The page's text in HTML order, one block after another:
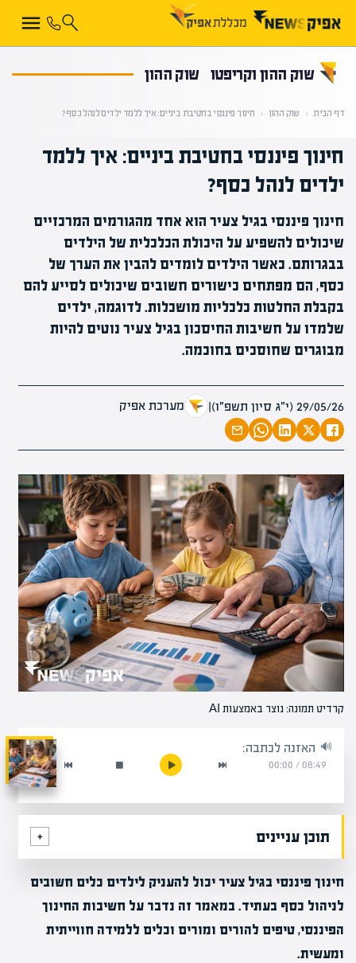
שוק ההון וקריפטו שוק ההון
דף הבית ‹ שוק ההון ‹ חינוך פיננסי בחטיבת ביניים: איך ללמד ילדים לנהל כסף?
חינוך פיננסי בחטיבת ביניים: איך ללמד
ילדים לנהל כסף?
חינוך פיננסי בגיל צעיר הוא אחד מהגורמים המרכזיים
שיכולים להשפיע על היכולת הכלכלית של הילדים
בבגרותם. כאשר הילדים לומדים להבין את הערך של
כסף, הם מפתחים כישורים חשובים שיכולים לסייע להם
בקבלת החלטות כלכליות מושכלות. לדוגמה, ילדים
שלמדו על חשיבות החיסכון בגיל צעיר נוטים להיות
מבוגרים שחוסכים בחוכמה.
29/05/26 (י״ג סיון תשפ״ו) | מערכת אפיק
קרדיט תמונה: נוצר באמצעות AI
האזנה לכתבה:
08:49
/
00:00
תוכן עניינים
חינוך פיננסי בגיל צעיר יכול להעניק לילדים כלים חשובים
לניהול כסף בעתיד. במאמר זה נדבר על חשיבות החינוך
הפיננסי, טיפים להורים ומורים וכלים ללמידה חווייתית
ומעשית.